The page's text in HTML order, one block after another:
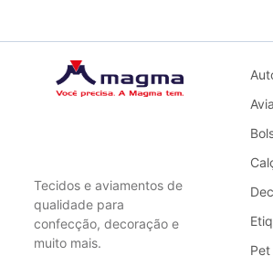
*Compras acima de 10 metros
de forma com que a cor fique o
haver uma variação de 10%
PAC ou SEDEX, o material será
a Magma não se responsabiliza por
qualidade, opte por Transportadora.
Tecidos e aviamentos de
qualidade para
confecção, decoração e
muito mais.